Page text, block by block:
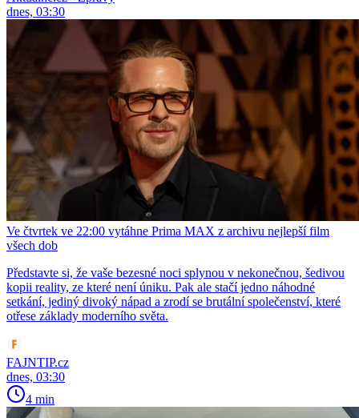
dnes, 03:30
Ve čtvrtek ve 22:00 vytáhne Prima MAX z archivu nejlepší film
všech dob
Představte si, že vaše bezesné noci splynou v nekonečnou, šedivou
kopii reality, ze které není úniku. Pak ale stačí jedno náhodné
setkání, jediný divoký nápad a zrodí se brutální společenství, které
otřese základy moderního světa.
FAJNTIP.cz
dnes, 03:30
4 min